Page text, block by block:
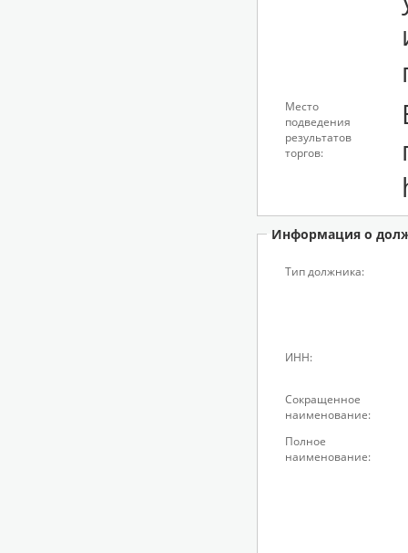
Место
подведения
результатов
торгов:
Информация о
Тип должника:
ИНН:
Сокращенное
наименование:
Полное
наименование: